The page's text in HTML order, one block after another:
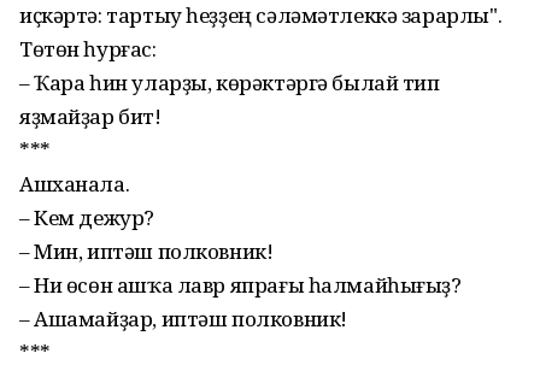
иҫкәртә: тартыу һеҙҙең сәлә­мәтлеккә зарарлы".
Төтөн һур­ғас:
– Ҡара һин уларҙы, кө­рәктәргә былай тип
яҙмайҙар бит!
***
Ашханала.
– Кем дежур?
– Мин, иптәш полковник!
– Ни өсөн ашҡа лавр япрағы һалмайһығыҙ?
– Ашамайҙар, иптәш полковник!
***